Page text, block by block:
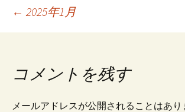
投
ナ
← 2025年1月
コメントを残す
メールアドレスが公開されることはあり